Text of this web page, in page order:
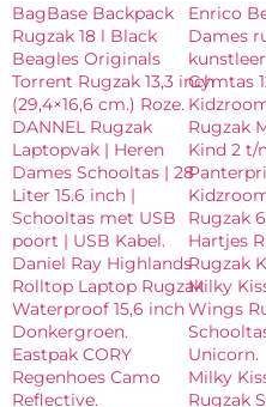
BagBase Backpack
Rugzak 18 l Black
Beagles Originals
Torrent Rugzak 13,3 inch
(29,4×16,6 cm.) Roze.
DANNEL Rugzak
Laptopvak | Heren
Dames Schooltas | 28
Liter 15.6 inch |
Schooltas met USB
poort | USB Kabel.
Daniel Ray Highlands
Rolltop Laptop Rugzak
Waterproof 15,6 inch
Donkergroen.
Eastpak CORY
Regenhoes Camo
Reflective.
Enrico
Dames
Gymtas
Rugzak
Kind 2 t/
Rugzak
Hartjes
Rugzak
Milky
Wings
Unicorn.
Milky
Rugzak